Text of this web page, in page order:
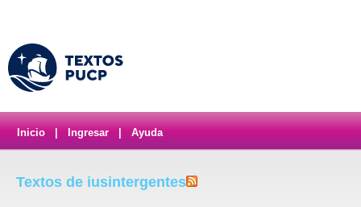
Inicio Ingresar Ayuda
Textos de iusintergentes